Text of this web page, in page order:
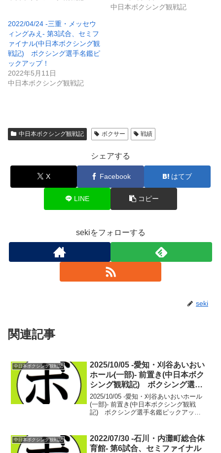
中日本ボクシング観戦記
2022/04/24 -三重・メッセウ
ィングみえ- 第3試合、セミフ
ァイナル(中日本ボクシング観
戦記) ボクシング選手名鑑ピ
ックアップ！
2022年5月11日
中日本ボクシング観戦記
中日本ボクシング観戦記 ボクサー 戦績
シェアする
X Facebook はてブ
LINE コピー
sekiをフォローする
seki
関連記事
中日本ボクシング観戦記
2025/10/05 -愛知・刈谷あいおい
ホール(一部)- 前置き(中日本ボク
シング観戦記) ボクシング選手
名鑑ピックアップ！
2025/10/05 -愛知・刈谷あいおいホール
(一部)- 前置き(中日本ボクシング観戦
記) ボクシング選手名鑑ピックアッ
らく素っ頓狂なことばかり。伝えるべき
は技術...
中日本ボクシング観戦記
2022/07/30 -石川・内灘町総合体
育館- 第6試合、セミファイナル